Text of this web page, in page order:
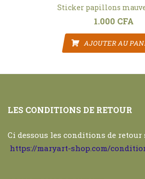
Sticker papillons
1.000 CFA
AJOUTER AU
LES CONDITIONS DE RETOUR
Ci dessous les conditions de retour
https://maryart-shop.com/